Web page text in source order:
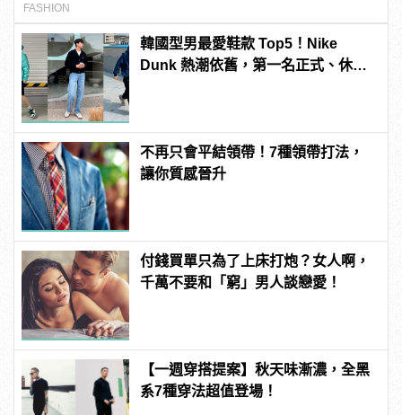
FASHION
韓國型男最愛鞋款 Top5！Nike
Dunk 熱潮依舊，第一名正式、休閒
不再只會平結領帶！7種領帶打法，
讓你質感晉升
付錢買單只為了上床打炮？女人啊，
千萬不要和「窮」男人談戀愛！
【一週穿搭提案】秋天味漸濃，全黑
系7種穿法超值登場！